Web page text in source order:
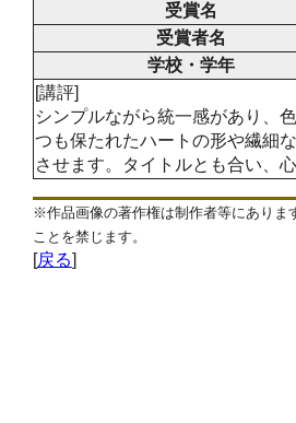
受賞名
受賞者名
学校・学年
[講評]
シンプルながら統一感があり、
つも保たれたハートの形や繊細
させます。タイトルとも合い、
※作品画像の著作権は制作者等にありま
ことを禁じます。
[戻る]